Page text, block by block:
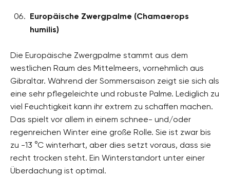
Europäische Zwergpalme (Chamaerops
humilis)
Die Europäische Zwergpalme stammt aus dem
westlichen Raum des Mittelmeers, vornehmlich aus
Gibraltar. Während der Sommersaison zeigt sie sich als
eine sehr pflegeleichte und robuste Palme. Lediglich zu
viel Feuchtigkeit kann ihr extrem zu schaffen machen.
Das spielt vor allem in einem schnee- und/oder
regenreichen Winter eine große Rolle. Sie ist zwar bis
zu -13 °C winterhart, aber dies setzt voraus, dass sie
recht trocken steht. Ein Winterstandort unter einer
Überdachung ist optimal.